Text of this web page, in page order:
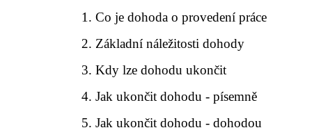
Co je dohoda o provedení práce
Základní náležitosti dohody
Kdy lze dohodu ukončit
Jak ukončit dohodu - písemně
Jak ukončit dohodu - dohodou